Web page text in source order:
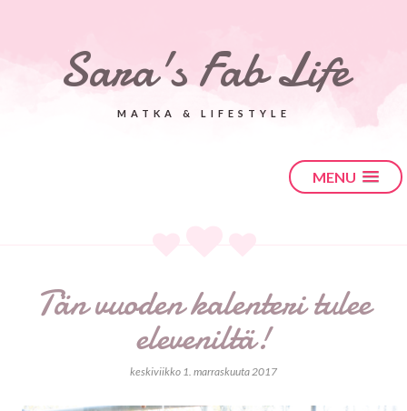
Sara's Fab Life
MATKA & LIFESTYLE
MENU
Tän vuoden kalenteri tulee
eleveniltä!
keskiviikko 1. marraskuuta 2017